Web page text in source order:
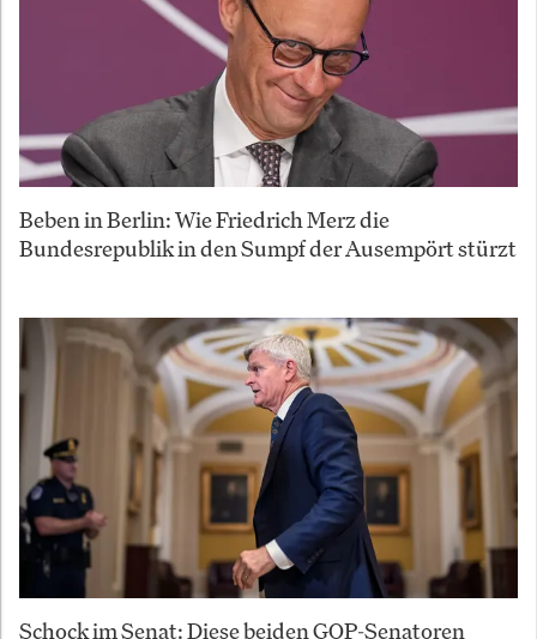
Beben in Berlin: Wie Friedrich Merz die
Bundesrepublik in den Sumpf der Ausempört stürzt
Schock im Senat: Diese beiden GOP-Senatoren